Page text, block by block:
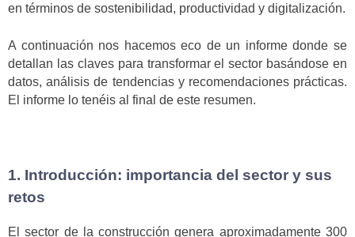
en términos de sostenibilidad, productividad y digitalización.
A continuación nos hacemos eco de un informe donde se
detallan las claves para transformar el sector basándose en
datos, análisis de tendencias y recomendaciones prácticas.
El informe lo tenéis al final de este resumen.
1. Introducción: importancia del sector y sus
retos
El sector de la construcción genera aproximadamente 300